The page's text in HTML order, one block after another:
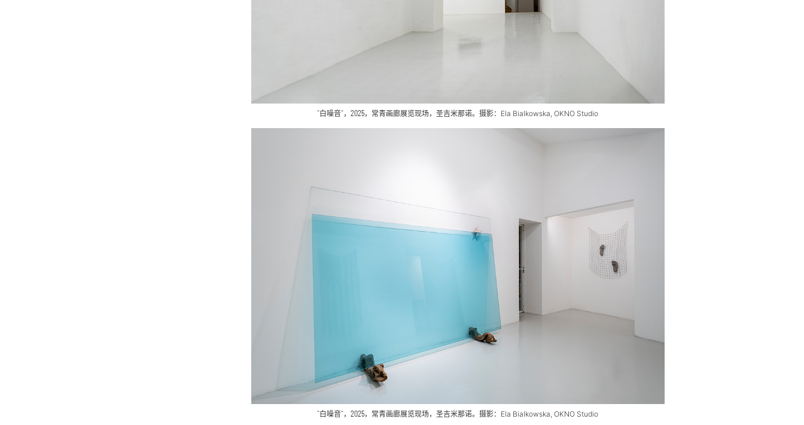
“白噪音“，2025，常青画廊展览现场，圣吉米那诺。摄影： Ela Bialkowska, OKNO Studio
“白噪音“，2025，常青画廊展览现场，圣吉米那诺。摄影： Ela Bialkowska, OKNO Studio